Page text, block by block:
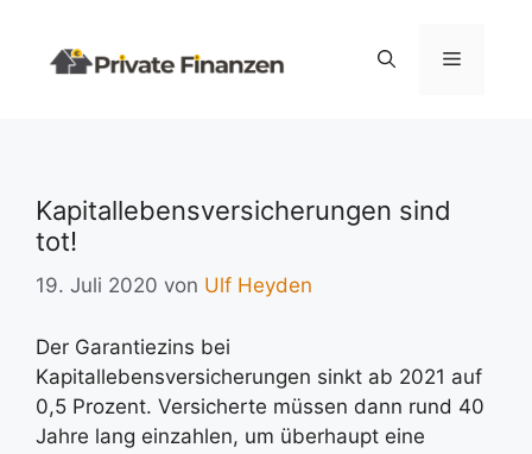
springen
Menü
Kapitallebensversicherungen sind
tot!
19. Juli 2020 von Ulf Heyden
Der Garantiezins bei
Kapitallebensversicherungen sinkt ab 2021 auf
0,5 Prozent. Versicherte müssen dann rund 40
Jahre lang einzahlen, um überhaupt eine